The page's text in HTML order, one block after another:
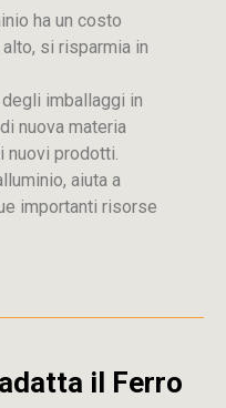
ha un costo
si risparmia in
imballaggi in
nuova materia
nuovi prodotti.
aiuta a
importanti risorse
il Ferro